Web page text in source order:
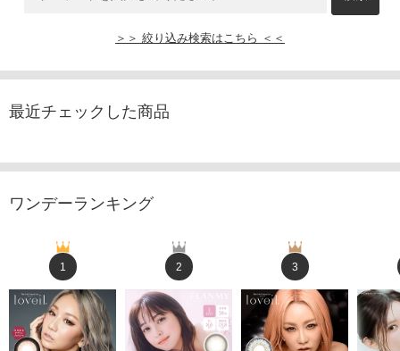
＞＞ 絞り込み検索はこちら ＜＜
最近チェックした商品
ワンデーランキング
1 2 3